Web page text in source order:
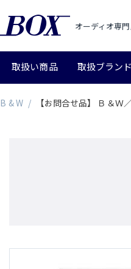
オーディオ専
取扱い商品 取扱ブランド
B & W / 【お問合せ品】 Ｂ＆Ｗ